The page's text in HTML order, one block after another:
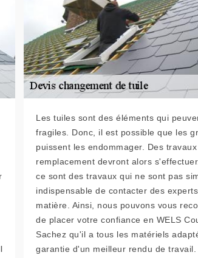
Les tuiles sont des éléments qui
fragiles. Donc, il est possible que les
puissent les endommager. Des travaux
remplacement devront alors
ce sont des travaux qui ne sont pas
indispensable de contacter des
matière. Ainsi, nous pouvons vous
de placer votre confiance en WELS
Sachez qu'il a tous les matériels
garantie d'un meilleur rendu de travail.